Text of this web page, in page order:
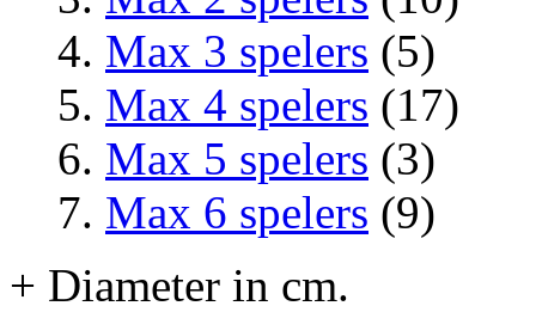
Max 3 spelers (5)
Max 4 spelers (17)
Max 5 spelers (3)
Max 6 spelers (9)
+ Diameter in cm.